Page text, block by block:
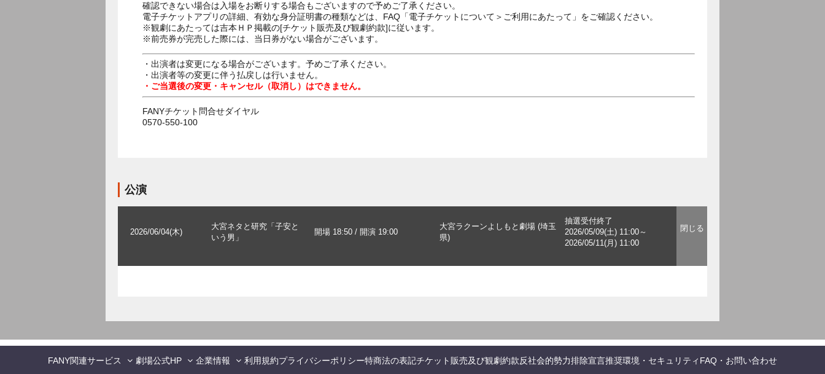
確認できない場合は入場をお断りする場合もございますので予めご了承ください。
電子チケットアプリの詳細、有効な身分証明書の種類などは、FAQ「電子チケットについて＞ご利用にあたって」をご確認ください。
※観劇にあたっては吉本ＨＰ掲載の[チケット販売及び観劇約款]に従います。
※前売券が完売した際には、当日券がない場合がございます。
・出演者は変更になる場合がございます。予めご了承ください。
・出演者等の変更に伴う払戻しは行いません。
・ご当選後の変更・キャンセル（取消し）はできません。
FANYチケット問合せダイヤル
0570-550-100
公演
2026/06/04(木)
大宮ネタと研究「子安と
いう男」
開場 18:50 / 開演 19:00
大宮ラクーンよしもと劇場 (埼玉
県)
抽選受付終了
2026/05/09(土) 11:00～
2026/05/11(月) 11:00
FANY関連サービス 劇場公式HP 企業情報 利用規約プライバシーポリシー特商法の表記チケット販売及び観劇約款反社会的勢力排除宣言推奨環境・セキュリティ FAQ・お問い合わせ